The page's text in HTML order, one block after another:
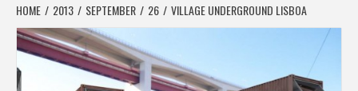
HOME 2013 SEPTEMBER 26 VILLAGE UNDERGROUND LISBOA